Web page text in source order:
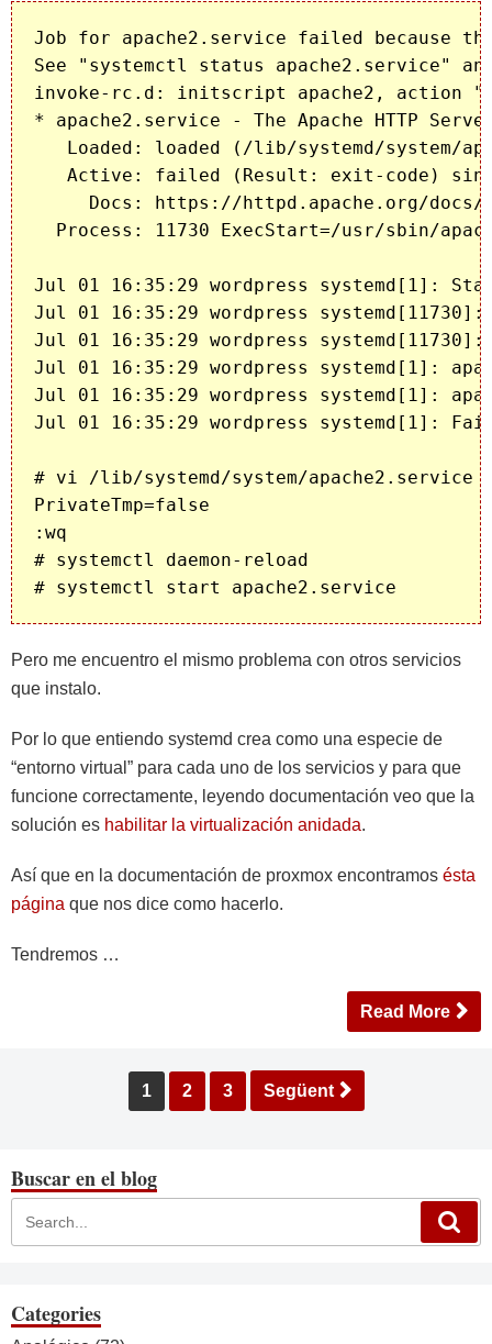
Job for apache2.service failed because
See "systemctl status
invoke-rc.d: initscript apache2, action
* apache2.service - The Apache HTTP
Loaded: loaded (/lib/systemd/system/
Active: failed (Result: exit-code)
Docs: https://httpd.apache.org/docs/
Process: 11730 ExecStart=/usr/sbin/
Jul 01 16:35:29 wordpress systemd[1]:
Jul 01 16:35:29 wordpress
Jul 01 16:35:29 wordpress
Jul 01 16:35:29 wordpress systemd[1]:
Jul 01 16:35:29 wordpress systemd[1]:
Jul 01 16:35:29 wordpress systemd[1]:
# vi /lib/systemd/system/apache2.service
PrivateTmp=false
:wq
# systemctl daemon-reload
Pero me encuentro el mismo problema con otros servicios
que instalo.
Por lo que entiendo systemd crea como una especie de
“entorno virtual” para cada uno de los servicios y para que
funcione correctamente, leyendo documentación veo que la
solución es habilitar la virtualización anidada.
Así que en la documentación de proxmox encontramos ésta
página que nos dice como hacerlo.
Tendremos …
Read More
entrades
1 2 3 Següent
Buscar en el blog
Categories